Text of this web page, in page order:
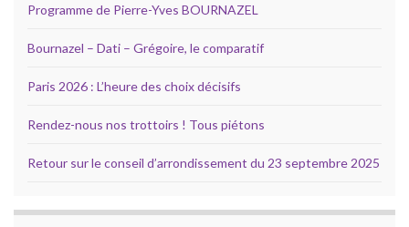
Programme de Pierre-Yves BOURNAZEL
Bournazel – Dati – Grégoire, le comparatif
Paris 2026 : L’heure des choix décisifs
Rendez-nous nos trottoirs ! Tous piétons
Retour sur le conseil d’arrondissement du 23 septembre 2025